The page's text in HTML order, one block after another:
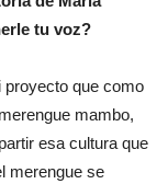
tu voz?
proyecto que como
mambo,
esa cultura que
merengue se